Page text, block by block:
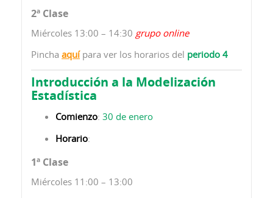
2ª Clase
Miércoles 13:00 – 14:30 grupo online
Pincha aquípara ver los horarios del periodo 4
Introducción a la Modelización
Estadística
Comienzo: 30 de enero
Horario:
1ª Clase
Miércoles 11:00 – 13:00